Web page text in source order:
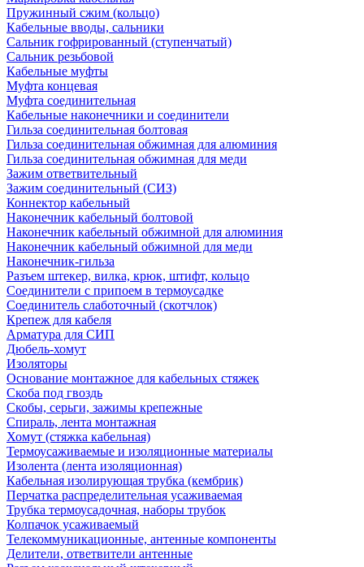
Пружинный сжим (кольцо)
Кабельные вводы, сальники
Сальник гофрированный (ступенчатый)
Сальник резьбовой
Кабельные муфты
Муфта концевая
Муфта соединительная
Кабельные наконечники и соединители
Гильза соединительная болтовая
Гильза соединительная обжимная для алюминия
Гильза соединительная обжимная для меди
Зажим ответвительный
Зажим соединительный (СИЗ)
Коннектор кабельный
Наконечник кабельный болтовой
Наконечник кабельный обжимной для алюминия
Наконечник кабельный обжимной для меди
Наконечник-гильза
Разъем штекер, вилка, крюк, штифт, кольцо
Соединители с припоем в термоусадке
Соединитель слаботочный (скотчлок)
Крепеж для кабеля
Арматура для СИП
Дюбель-хомут
Изоляторы
Основание монтажное для кабельных стяжек
Скоба под гвоздь
Скобы, серьги, зажимы крепежные
Спираль, лента монтажная
Хомут (стяжка кабельная)
Термоусаживаемые и изоляционные материалы
Изолента (лента изоляционная)
Кабельная изолирующая трубка (кембрик)
Перчатка распределительная усаживаемая
Трубка термоусадочная, наборы трубок
Колпачок усаживаемый
Телекоммуникационные, антенные компоненты
Делители, ответвители антенные